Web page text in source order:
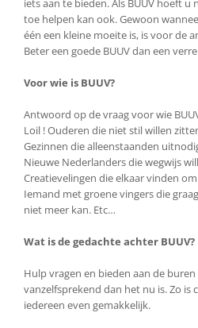
iets aan te bieden. Als BUUV hoeft u
toe helpen kan ook. Gewoon
één een kleine moeite is, is voor de
Beter een goede BUUV dan een
Voor wie is BUUV?
Antwoord op de vraag voor wie
Loil ! Ouderen die niet stil willen
Gezinnen die alleenstaanden
Nieuwe Nederlanders die wegwijs
Creatievelingen die elkaar vinden
Iemand met groene vingers die
niet meer kan. Etc…
Wat is de gedachte achter BUUV?
Hulp vragen en bieden aan de
vanzelfsprekend dan het nu is. Zo is
iedereen even gemakkelijk.